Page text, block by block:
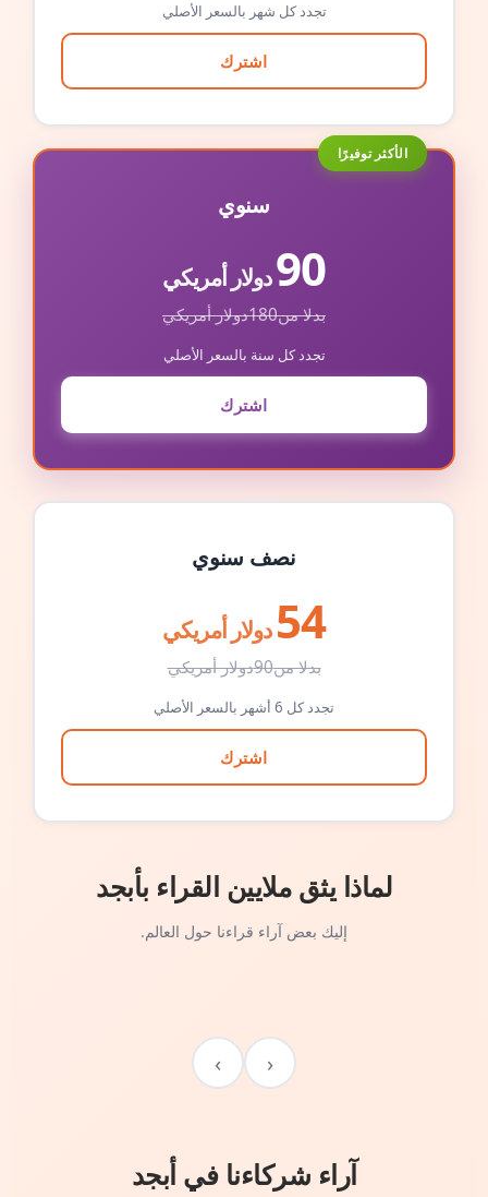
تجدد كل شهر بالسعر الأصلي
اشترك
الأكثر توفيرًا
سنوي
90دولار أمريكي
بدلا من180دولار أمريكي
تجدد كل سنة بالسعر الأصلي
اشترك
نصف سنوي
54 دولار أمريكي
بدلا من90دولار أمريكي
تجدد كل 6 أشهر بالسعر الأصلي
اشترك
لماذا يثق ملايين القراء بأبجد
إليك بعض آراء قراءنا حول العالم.
‹
›
آراء شركاءنا في أبجد